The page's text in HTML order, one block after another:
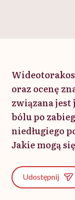
oraz ocenę
związana
bólu po
niedługiego
Jakie mogą
Udostępnij